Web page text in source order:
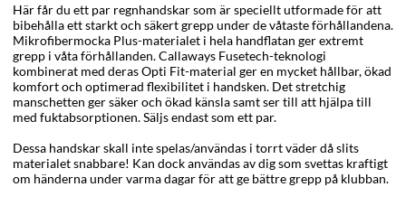
Här får du ett par regnhandskar som är speciellt utformade för att
bibehålla ett starkt och säkert grepp under de våtaste förhållandena.
Mikrofibermocka Plus-materialet i hela handflatan ger extremt
grepp i våta förhållanden. Callaways Fusetech-teknologi
kombinerat med deras Opti Fit-material ger en mycket hållbar, ökad
komfort och optimerad flexibilitet i handsken. Det stretchig
manschetten ger säker och ökad känsla samt ser till att hjälpa till
med fuktabsorptionen.Säljs endast som ett par.
Dessa handskar skall inte spelas/användas i torrt väder då slits
materialet snabbare! Kan dock användas av dig som svettas kraftigt
om händerna under varma dagar för att ge bättre grepp på klubban.